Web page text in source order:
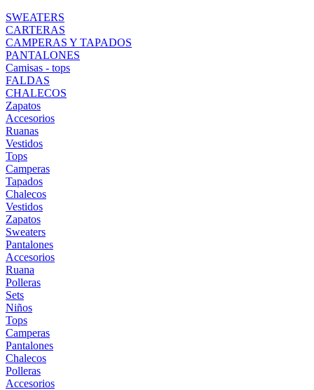
SWEATERS
CARTERAS
CAMPERAS Y TAPADOS
PANTALONES
Camisas - tops
FALDAS
CHALECOS
Zapatos
Accesorios
Ruanas
Vestidos
Tops
Camperas
Tapados
Chalecos
Vestidos
Zapatos
Sweaters
Pantalones
Accesorios
Ruana
Polleras
Sets
Niños
Tops
Camperas
Pantalones
Chalecos
Polleras
Accesorios